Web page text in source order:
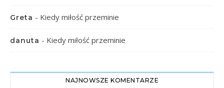
Greta - Kiedy miłość przeminie
danuta - Kiedy miłość przeminie
NAJNOWSZE KOMENTARZE